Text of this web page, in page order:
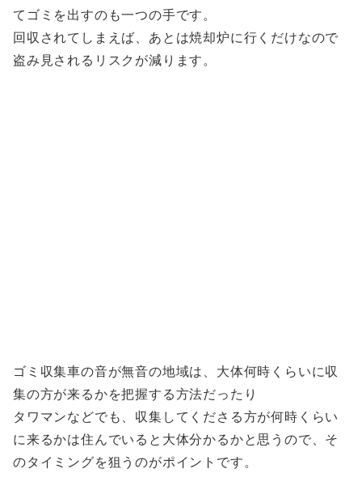
てゴミを出すのも一つの手です。
回収されてしまえば、あとは焼却炉に行くだけなので
盗み見されるリスクが減ります。
ゴミ収集車の音が無音の地域は、大体何時くらいに収
集の方が来るかを把握する方法だったり
タワマンなどでも、収集してくださる方が何時くらい
に来るかは住んでいると大体分かるかと思うので、そ
のタイミングを狙うのがポイントです。